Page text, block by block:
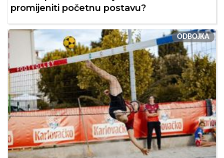
promijeniti početnu postavu?
ODBOJKA